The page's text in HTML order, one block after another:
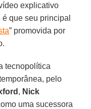
explicativo
é que seu principal
” promovida por
tecnopolítica
pelo
, Nick
uma sucessora